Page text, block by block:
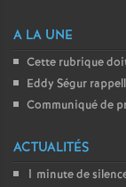
A LA UNE
Cette rubrique
Eddy Ségur
Communiqué de
ACTUALITÉS
1 minute de